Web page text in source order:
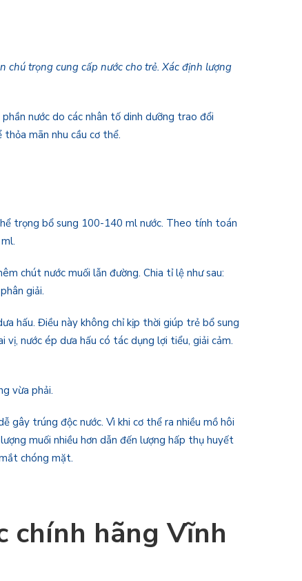
chú trọng cung cấp nước cho trẻ. Xác định lượng
nước do các nhân tố dinh dưỡng trao đổi
mãn nhu cầu cơ thể.
trọng bổ sung 100-140 ml nước. Theo tính toán
chút nước muối lẫn đường. Chia tỉ lệ như sau:
giải.
hấu. Điều này không chỉ kịp thời giúp trẻ bổ sung
nước ép dưa hấu có tác dụng lợi tiểu, giải cảm.
vừa phải.
gây trúng độc nước. Vì khi cơ thể ra nhiều mồ hôi
muối nhiều hơn dẫn đến lượng hấp thụ huyết
chóng mặt.
chính hãng Vĩnh